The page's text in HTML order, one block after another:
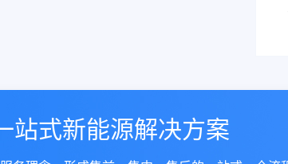
站式新能源解决方案